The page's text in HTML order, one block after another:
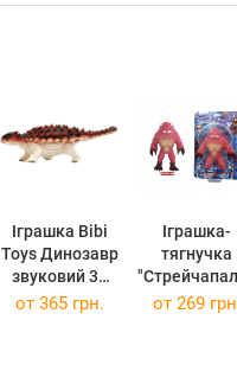
Іграшка Bibi
Toys Динозавр
звуковий 31
см
Іграшка-
тягнучка
серія Sea
от 365 грн. от 269